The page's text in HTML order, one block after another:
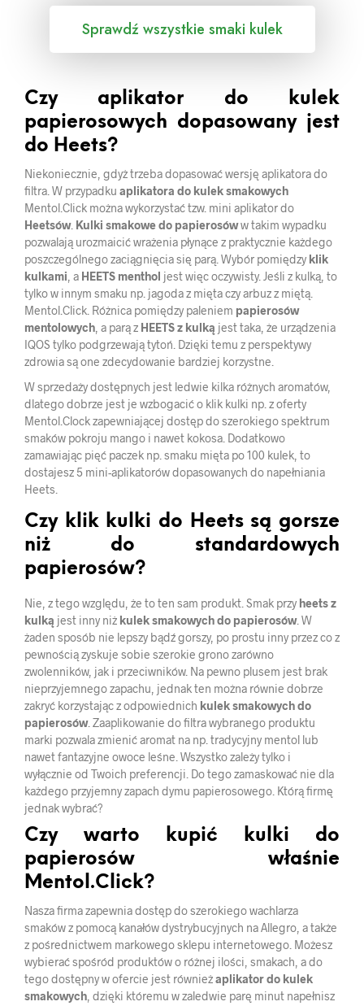
Sprawdź wszystkie smaki kulek
Czy aplikator do kulek
papierosowych dopasowany jest
do Heets?
Niekoniecznie, gdyż trzeba dopasować wersję aplikatora do
filtra. W przypadku aplikatora do kulek smakowych
Mentol.Click można wykorzystać tzw. mini aplikator do
Heetsów. Kulki smakowe do papierosóww takim wypadku
pozwalają urozmaicić wrażenia płynące z praktycznie każdego
poszczególnego zaciągnięcia się parą. Wybór pomiędzy klik
kulkami, a HEETS menthol jest więc oczywisty. Jeśli z kulką, to
tylko w innym smaku np. jagoda z mięta czy arbuz z miętą.
Mentol.Click. Różnica pomiędzy paleniem papierosów
mentolowych, a parą z HEETS z kulką jest taka, że urządzenia
IQOS tylko podgrzewają tytoń. Dzięki temu z perspektywy
zdrowia są one zdecydowanie bardziej korzystne.
W sprzedaży dostępnych jest ledwie kilka różnych aromatów,
dlatego dobrze jest je wzbogacić o klik kulki np. z oferty
Mentol.Clock zapewniającej dostęp do szerokiego spektrum
smaków pokroju mango i nawet kokosa. Dodatkowo
zamawiając pięć paczek np. smaku mięta po 100 kulek, to
dostajesz 5 mini-aplikatorów dopasowanych do napełniania
Heets.
Czy klik kulki do Heets są gorsze
niż do standardowych
papierosów?
Nie, z tego względu, że to ten sam produkt. Smak przy heets z
kulką jest inny niż kulek smakowych do papierosów. W
żaden sposób nie lepszy bądź gorszy, po prostu inny przez co z
pewnością zyskuje sobie szerokie grono zarówno
zwolenników, jak i przeciwników. Na pewno plusem jest brak
nieprzyjemnego zapachu, jednak ten można równie dobrze
zakryć korzystając z odpowiednich kulek smakowych do
papierosów. Zaaplikowanie do filtra wybranego produktu
marki pozwala zmienić aromat na np. tradycyjny mentol lub
nawet fantazyjne owoce leśne. Wszystko zależy tylko i
wyłącznie od Twoich preferencji. Do tego zamaskować nie dla
każdego przyjemny zapach dymu papierosowego. Którą firmę
jednak wybrać?
Czy warto kupić kulki do
papierosów właśnie
Mentol.Click?
Nasza firma zapewnia dostęp do szerokiego wachlarza
smaków z pomocą kanałów dystrybucyjnych na Allegro, a także
z pośrednictwem markowego sklepu internetowego. Możesz
wybierać spośród produktów o różnej ilości, smakach, a do
tego dostępny w ofercie jest równieżaplikator do kulek
smakowych, dzięki któremu w zaledwie parę minut napełnisz